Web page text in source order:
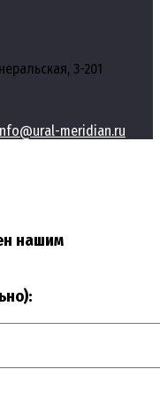
3-201
meridian.ru
нашим